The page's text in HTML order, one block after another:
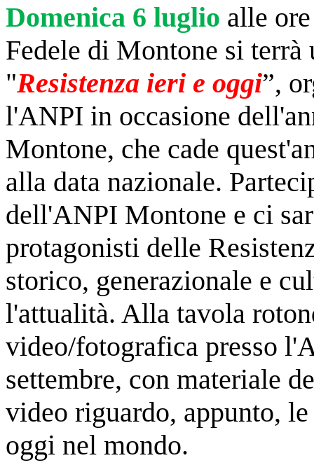
Domenica 6 luglio alle
Fedele di Montone si terrà
"Resistenza ieri e oggi”,
l'ANPI in occasione
Montone, che cade
alla data nazionale.
dell'ANPI Montone e ci
protagonisti delle
storico, generazionale e
l'attualità. Alla tavola
video/fotografica presso
settembre, con materiale
video riguardo, appunto,
oggi nel mondo.